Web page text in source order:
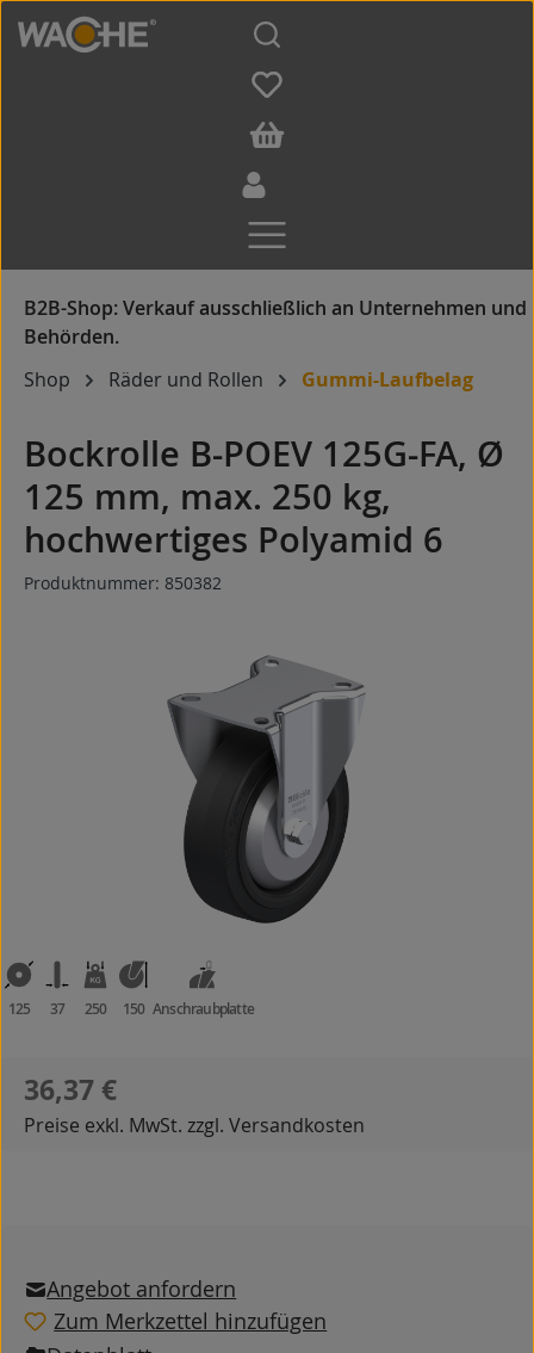
Zum Hauptinhalt springen
Shop Räder und Rollen Gummi-Laufbelag
Bockrolle B-POEV 125G-FA, Ø
125 mm, max. 250 kg,
hochwertiges Polyamid 6
Produktnummer: 850382
125 37 250 150 Anschraubplatte
Regulärer Preis:
36,37 €
Preise exkl. MwSt. zzgl. Versandkosten
Angebot anfordern
Zum Merkzettel hinzufügen